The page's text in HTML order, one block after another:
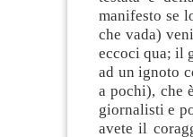
manifesto se
che vada)
eccoci qua; il
ad un ignoto
a pochi), che
giornalisti e
avete il